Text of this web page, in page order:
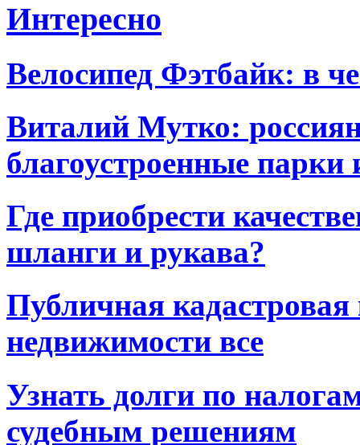
Интересно
Велосипед Фэтбайк: в
Виталий Мутко:
благоустроенные парки
Где приобрести
шланги и рукава?
Публичная кадастровая
недвижимости все
Узнать долги по
судебным решениям